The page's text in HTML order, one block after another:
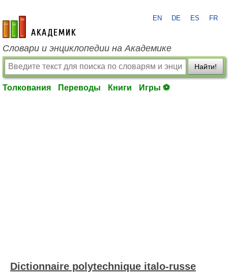
academic.ru
EN DE ES FR
Словари и энциклопедии на Академике
Найти!
Толкования Переводы Книги Игры ⚽
Dictionnaire polytechnique italo-russe